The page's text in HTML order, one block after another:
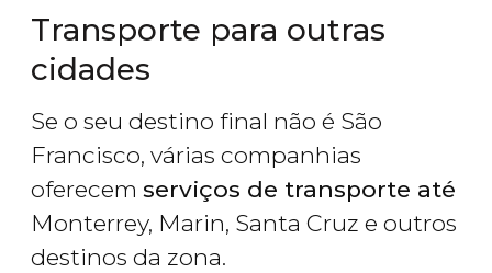
Transporte para outras
cidades
Se o seu destino final não é São
Francisco, várias companhias
oferecem serviços de transporte até
Monterrey, Marin, Santa Cruz e outros
destinos da zona.